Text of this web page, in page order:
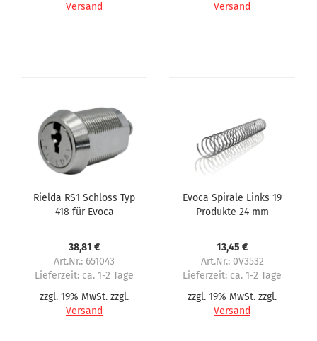
Versand
Versand
Rielda RS1 Schloss Typ
418 für Evoca
38,81 €
Art.Nr.: 651043
Lieferzeit: ca. 1-2 Tage
zzgl. 19% MwSt. zzgl.
Versand
Evoca Spirale Links 19
Produkte 24 mm
13,45 €
Art.Nr.: 0V3532
Lieferzeit: ca. 1-2 Tage
zzgl. 19% MwSt. zzgl.
Versand